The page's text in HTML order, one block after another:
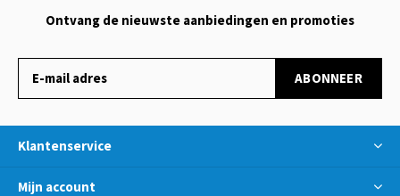
Ontvang de nieuwste aanbiedingen en promoties
ABONNEER
Klantenservice
Mijn account